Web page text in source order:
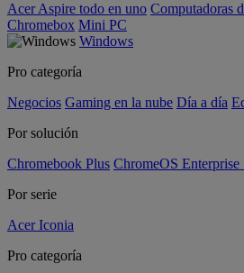
Acer Aspire todo en uno Computadoras
Chromebox Mini PC
Windows
Pro categoría
Negocios Gaming en la nube Día a día
Por solución
Chromebook Plus ChromeOS Enterprise
Por serie
Acer Iconia
Pro categoría